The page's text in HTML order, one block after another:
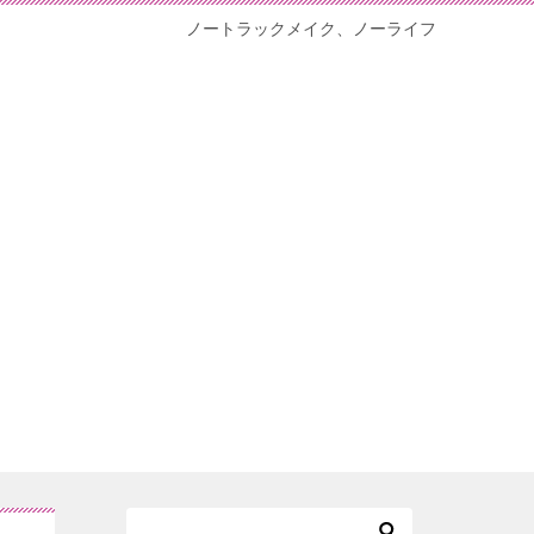
ノートラックメイク、ノーライフ